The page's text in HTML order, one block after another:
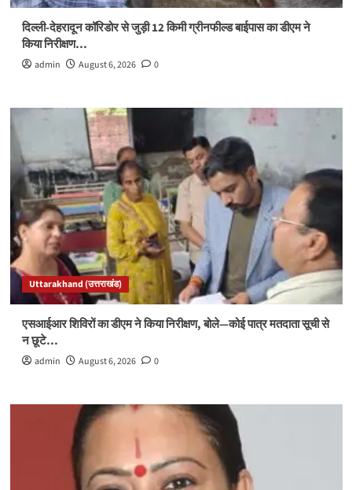
दिल्ली-देहरादून कॉरिडोर से जुड़ी 12 किमी ग्रीनफील्ड बाईपास का डीएम ने
किया निरीक्षण…
admin August 6, 2026 0
Uttarakhand (उत्तराखंड)
एसआईआर शिविरों का डीएम ने किया निरीक्षण, बोले—कोई पात्र मतदाता सूची से
न छूटे…
admin August 6, 2026 0